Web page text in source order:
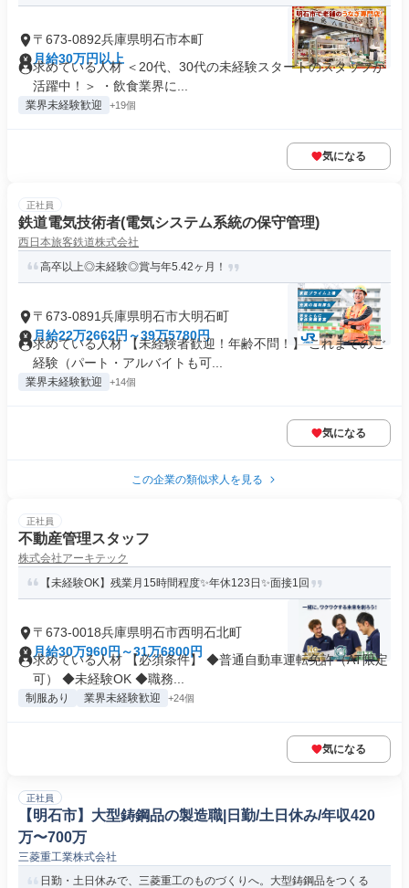
〒673-0892兵庫県明石市本町
月給30万円以上
求めている人材 ＜20代、30代の未経験スタートのスタッフが
活躍中！＞ ・飲食業界に...
業界未経験歓迎 +19個
気になる
正社員
鉄道電気技術者(電気システム系統の保守管理)
西日本旅客鉄道株式会社
高卒以上◎未経験◎賞与年5.42ヶ月！
〒673-0891兵庫県明石市大明石町
月給22万2662円～39万5780円
求めている人材 【未経験者歓迎！年齢不問！】 これまでのご
経験（パート・アルバイトも可...
業界未経験歓迎 +14個
気になる
この企業の類似求人を見る
正社員
不動産管理スタッフ
株式会社アーキテック
【未経験OK】残業月15時間程度✨年休123日✨面接1回
〒673-0018兵庫県明石市西明石北町
月給30万960円～31万6800円
求めている人材 【必須条件】 ◆普通自動車運転免許（AT限定
可） ◆未経験OK ◆職務...
制服あり 業界未経験歓迎 +24個
気になる
正社員
【明石市】大型鋳鋼品の製造職|日勤/土日休み/年収420
万〜700万
三菱重工業株式会社
日勤・土日休みで、三菱重工のものづくりへ。大型鋳鋼品をつくる